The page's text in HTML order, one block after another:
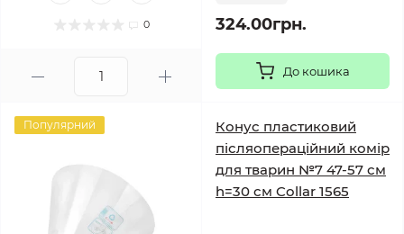
0 324.00грн.
До кошика
Популярний
Конус пластиковий
післяопераційний комір
для тварин №7 47-57 см
h=30 см Collar 1565